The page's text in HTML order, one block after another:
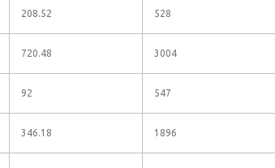
208.52 528
720.48 3004
92 547
346.18 1896